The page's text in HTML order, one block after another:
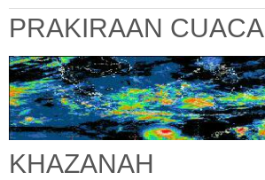
PRAKIRAAN CUACA
KHAZANAH